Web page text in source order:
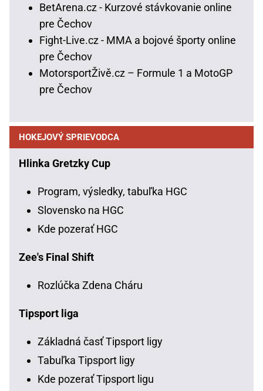
BetArena.cz - Kurzové stávkovanie online
pre Čechov
Fight-Live.cz - MMA a bojové športy online
pre Čechov
MotorsportŽivě.cz – Formule 1 a MotoGP
pre Čechov
HOKEJOVÝ SPRIEVODCA
Hlinka Gretzky Cup
Program, výsledky, tabuľka HGC
Slovensko na HGC
Kde pozerať HGC
Zee's Final Shift
Rozlúčka Zdena Cháru
Tipsport liga
Základná časť Tipsport ligy
Tabuľka Tipsport ligy
Kde pozerať Tipsport ligu